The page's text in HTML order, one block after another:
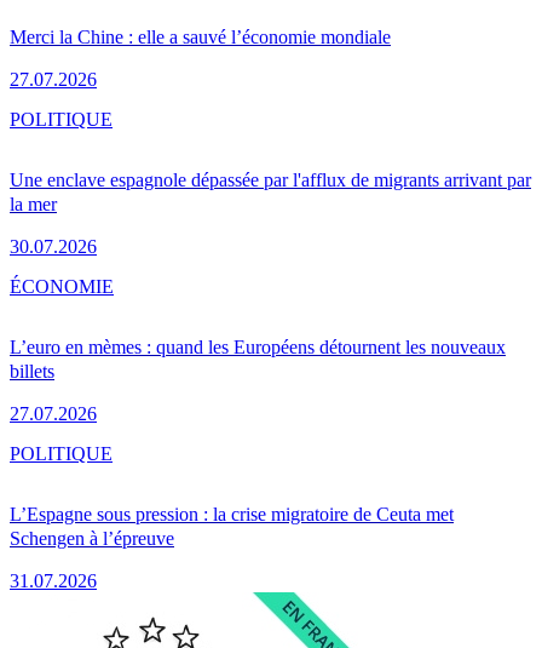
Merci la Chine : elle a sauvé l’économie mondiale
27.07.2026
Une enclave espagnole dépassée par l'afflux de migrants arrivant par
la mer
30.07.2026
POLITIQUE
L’euro en mèmes : quand les Européens détournent les nouveaux
billets
27.07.2026
ÉCONOMIE
L’Espagne sous pression : la crise migratoire de Ceuta met
Schengen à l’épreuve
31.07.2026
POLITIQUE